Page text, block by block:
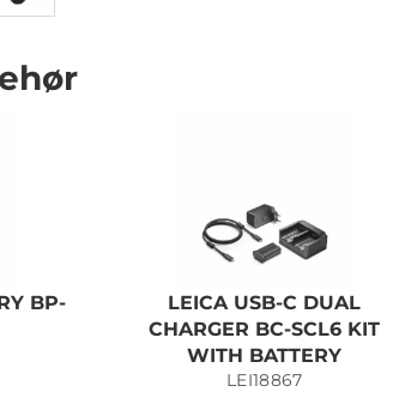
BP-
LEICA USB-C DUAL
CHARGER BC-SCL6 KIT
WITH BATTERY
LEI18867